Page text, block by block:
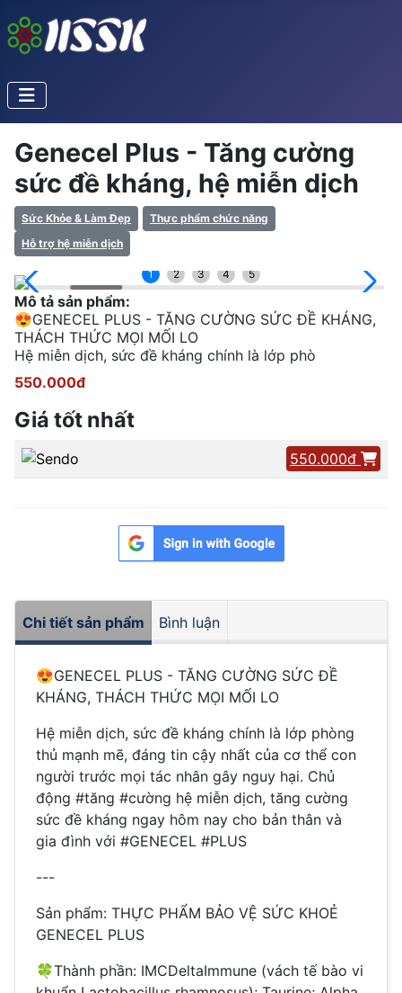
Genecel Plus - Tăng cường
sức đề kháng, hệ miễn dịch
Sức Khỏe & Làm Đẹp
Thực phẩm chức năng
Hỗ trợ hệ miễn dịch
1 2 3 4 5
Mô tả sản phẩm:
😍GENECEL PLUS - TĂNG CƯỜNG SỨC ĐỀ KHÁNG,
THÁCH THỨC MỌI MỐI LO
Hệ miễn dịch, sức đề kháng chính là lớp phò
550.000đ
Giá tốt nhất
550.000đ
Chi tiết sản phẩm Bình luận
😍GENECEL PLUS - TĂNG CƯỜNG SỨC ĐỀ
KHÁNG, THÁCH THỨC MỌI MỐI LO
Hệ miễn dịch, sức đề kháng chính là lớp phòng
thủ mạnh mẽ, đáng tin cậy nhất của cơ thể con
người trước mọi tác nhân gây nguy hại. Chủ
động #tăng #cường hệ miễn dịch, tăng cường
sức đề kháng ngay hôm nay cho bản thân và
gia đình với #GENECEL #PLUS
---
Sản phẩm: THỰC PHẨM BẢO VỆ SỨC KHOẺ
GENECEL PLUS
🍀Thành phần: IMCDeltaImmune (vách tế bào vi